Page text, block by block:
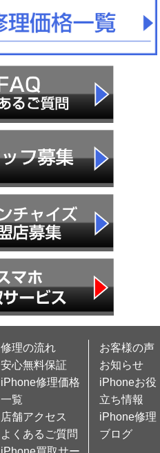
修理の流れ
安心無料保証
iPhone修理価格
一覧
店舗アクセス
よくあるご質問
お客様の声
お知らせ
iPhoneお役
立ち情報
iPhone修理
ブログ